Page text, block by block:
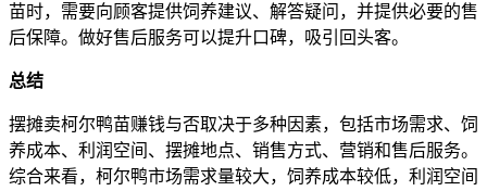
苗时，需要向顾客提供饲养建议、解答疑问，并提供必要的售
后保障。做好售后服务可以提升口碑，吸引回头客。
总结
摆摊卖柯尔鸭苗赚钱与否取决于多种因素，包括市场需求、饲
养成本、利润空间、摆摊地点、销售方式、营销和售后服务。
综合来看，柯尔鸭市场需求量较大，饲养成本较低，利润空间